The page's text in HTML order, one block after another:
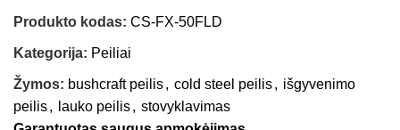
Produkto kodas:CS-FX-50FLD
Kategorija: Peiliai
Žymos: bushcraft peilis, cold steel peilis, išgyvenimo
peilis, lauko peilis, stovyklavimas